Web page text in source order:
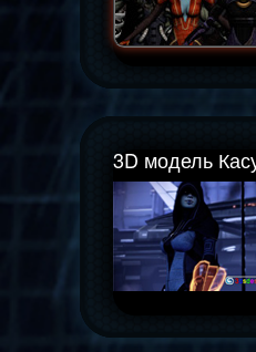
3D модель